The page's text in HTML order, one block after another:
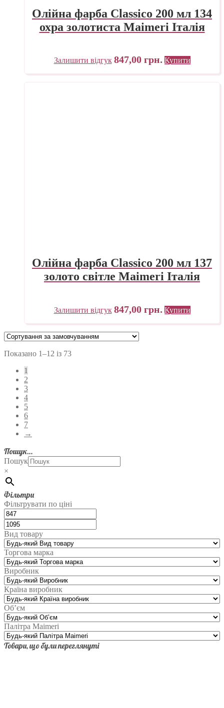
Олійна фарба Classico 200 мл 134
охра золотиста Maimeri Італія
Залишити відгук 847,00 грн. Купити
Олійна фарба Classico 200 мл 137
золото світле Maimeri Італія
Залишити відгук 847,00 грн. Купити
Показано 1–12 із 73
1
2
3
4
5
6
7
→
Пошук…
Пошук
×
Фільтри
Фільтрувати по ціні
Вид товару
Торгова марка
Виробник
Країна виробник
Об’єм
Палітра Maimeri
Товари, що були переглянуті